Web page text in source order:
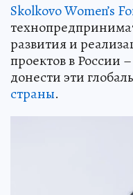
Skolkovo Women’s
развития и
проектов в России
донести эти
страны.